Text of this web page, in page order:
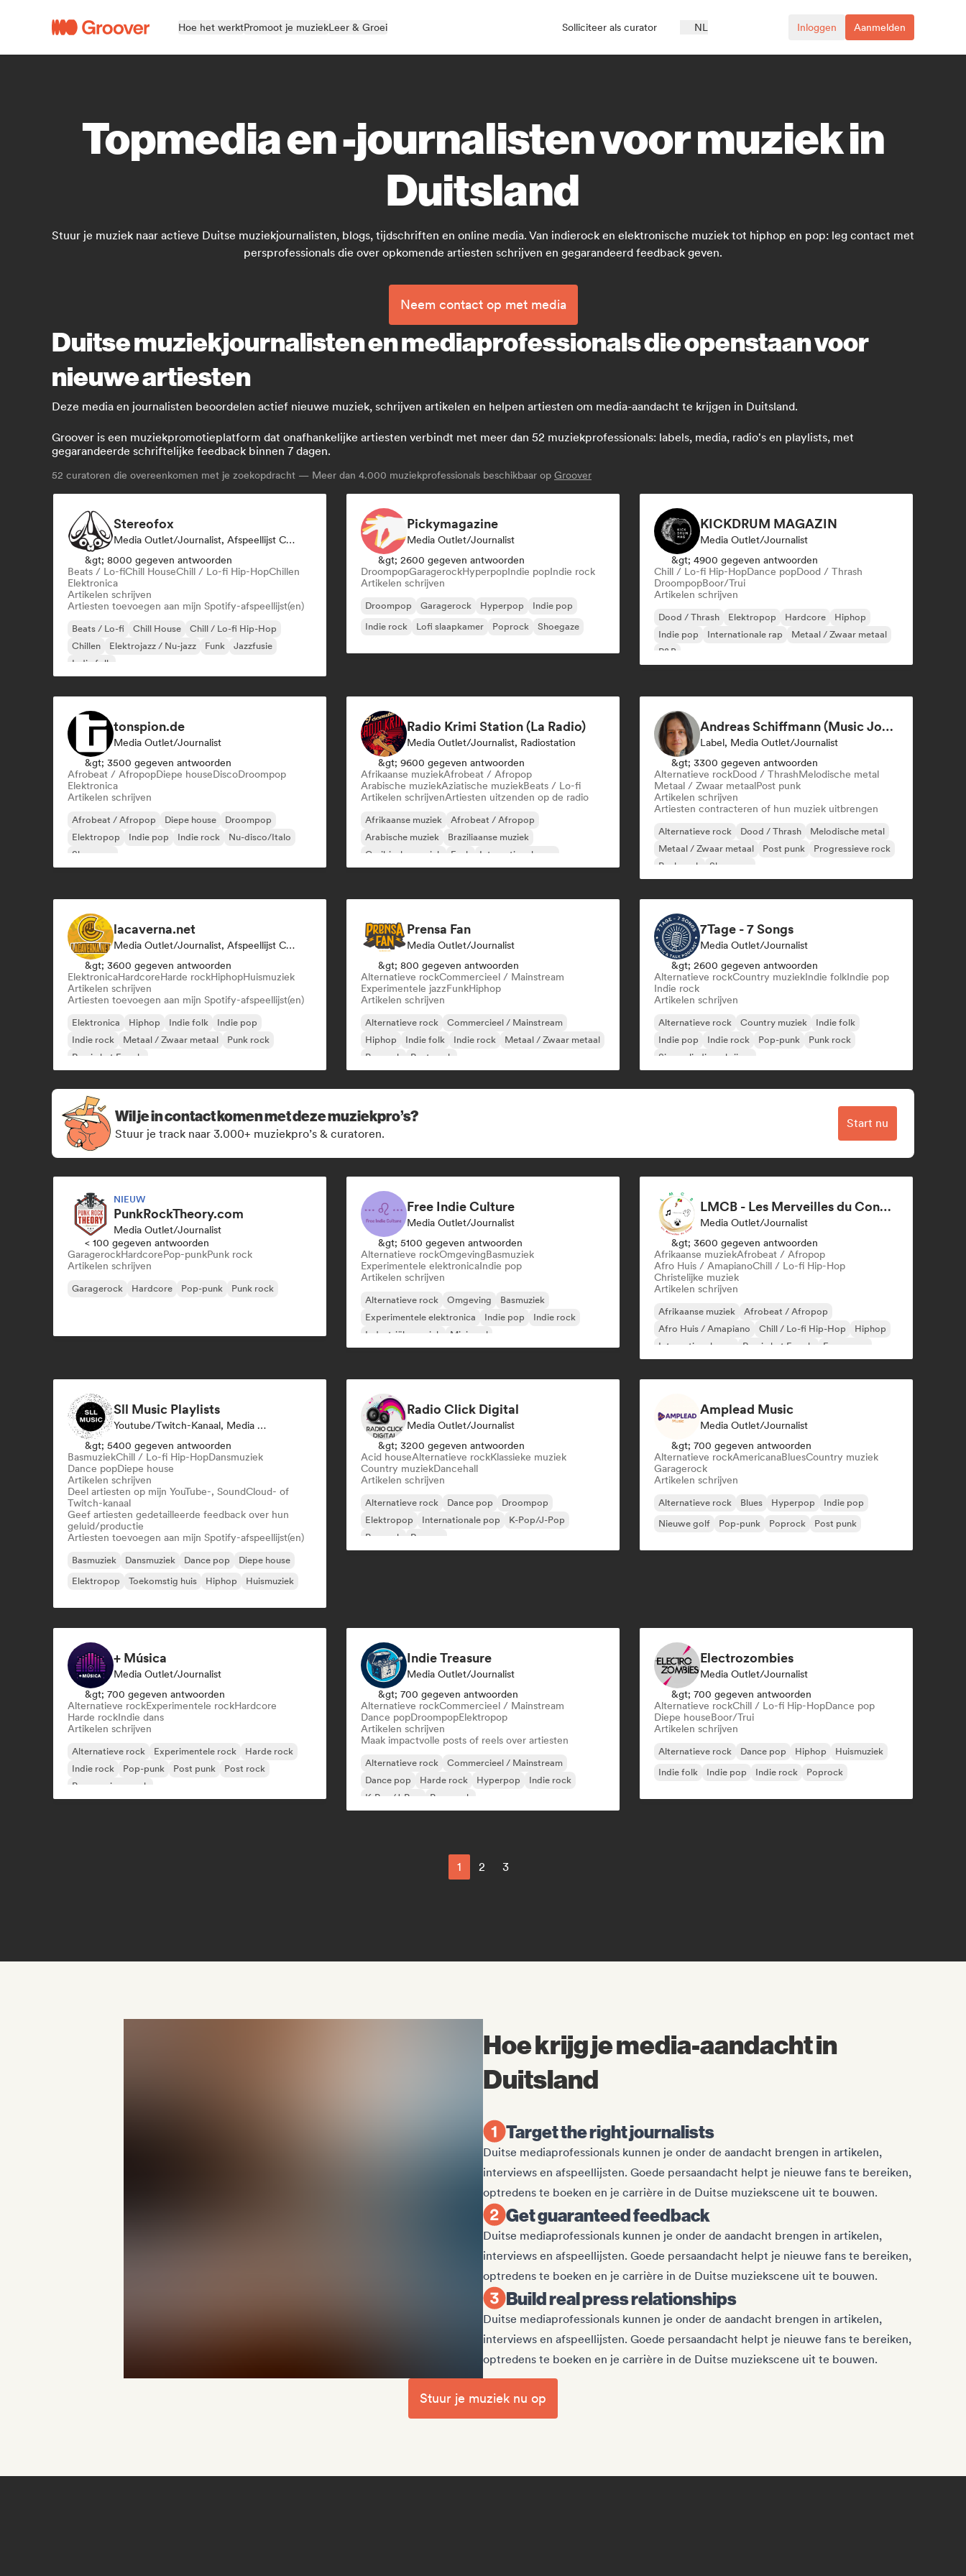
Hoe het werktPromoot je muziekLeer & Groei Solliciteer als curator NL Inloggen Aanmelden
Topmedia en -journalisten voor muziek in
Duitsland
Stuur je muziek naar actieve Duitse muziekjournalisten, blogs, tijdschriften en online media. Van indierock en elektronische muziek tot hiphop en pop: leg contact met
persprofessionals die over opkomende artiesten schrijven en gegarandeerd feedback geven.
Neem contact op met media
Duitse muziekjournalisten en mediaprofessionals die openstaan voor
nieuwe artiesten
Deze media en journalisten beoordelen actief nieuwe muziek, schrijven artikelen en helpen artiesten om media-aandacht te krijgen in Duitsland.
Groover is een muziekpromotieplatform dat onafhankelijke artiesten verbindt met meer dan 52 muziekprofessionals: labels, media, radio's en playlists, met
gegarandeerde schriftelijke feedback binnen 7 dagen.
52 curatoren die overeenkomen met je zoekopdracht — Meer dan 4.000 muziekprofessionals beschikbaar op Groover
Stereofox
Media Outlet/Journalist, Afspeellijst Curator
&gt; 8000 gegeven antwoorden
Beats / Lo-fiChill HouseChill / Lo-fi Hip-HopChillen
Elektronica
Artikelen schrijven
Artiesten toevoegen aan mijn Spotify-afspeellijst(en)
Beats / Lo-fi Chill House
Chill / Lo-fi Hip-Hop
Chillen
Elektrojazz / Nu-jazz Funk
Jazzfusie
Indie folk
Pickymagazine
Media Outlet/Journalist
&gt; 2600 gegeven antwoorden
DroompopGaragerockHyperpopIndie popIndie rock
Artikelen schrijven
Droompop Garagerock Hyperpop
Indie pop
Indie rock
Lofi slaapkamer Poprock Shoegaze
KICKDRUM MAGAZIN
Media Outlet/Journalist
&gt; 4900 gegeven antwoorden
Chill / Lo-fi Hip-HopDance popDood / Thrash
DroompopBoor/Trui
Artikelen schrijven
Dood / Thrash Elektropop Hardcore
Hiphop
Indie pop
Internationale rap
Metaal / Zwaar metaal
R&B
tonspion.de
Media Outlet/Journalist
&gt; 3500 gegeven antwoorden
Afrobeat / AfropopDiepe houseDiscoDroompop
Elektronica
Artikelen schrijven
Afrobeat / Afropop Diepe house
Droompop
Elektropop
Indie pop Indie rock
Nu-disco/Italo
Shoegaze
Radio Krimi Station (La Radio)
Media Outlet/Journalist, Radiostation
&gt; 9600 gegeven antwoorden
Afrikaanse muziekAfrobeat / Afropop
Arabische muziekAziatische muziekBeats / Lo-fi
Artikelen schrijvenArtiesten uitzenden op de radio
Afrikaanse muziek
Afrobeat / Afropop
Arabische muziek
Braziliaanse muziek
Caribische muziek
Funk
Internationale rap
Andreas Schiffmann (Music Journalist and Label Assistant)
Label, Media Outlet/Journalist
&gt; 3300 gegeven antwoorden
Alternatieve rockDood / ThrashMelodische metal
Metaal / Zwaar metaalPost punk
Artikelen schrijven
Artiesten contracteren of hun muziek uitbrengen
Alternatieve rock Dood / Thrash
Melodische metal
Metaal / Zwaar metaal
Post punk
Progressieve rock
Punk rock
Shoegaze
lacaverna.net
Media Outlet/Journalist, Afspeellijst Curator
&gt; 3600 gegeven antwoorden
ElektronicaHardcoreHarde rockHiphopHuismuziek
Artikelen schrijven
Artiesten toevoegen aan mijn Spotify-afspeellijst(en)
Elektronica Hiphop Indie folk
Indie pop
Indie rock
Metaal / Zwaar metaal
Punk rock
Rap in het Engels
Prensa Fan
Media Outlet/Journalist
&gt; 800 gegeven antwoorden
Alternatieve rockCommercieel / Mainstream
Experimentele jazzFunkHiphop
Artikelen schrijven
Alternatieve rock
Commercieel / Mainstream
Hiphop
Indie folk Indie rock
Metaal / Zwaar metaal
Poprock
Post punk
7Tage - 7 Songs
Media Outlet/Journalist
&gt; 2600 gegeven antwoorden
Alternatieve rockCountry muziekIndie folkIndie pop
Indie rock
Artikelen schrijven
Alternatieve rock Country muziek
Indie folk
Indie pop
Indie rock Pop-punk
Punk rock
Singer-liedjesschrijver
Wil je in contact komen met deze muziekpro’s?
Stuur je track naar 3.000+ muziekpro’s & curatoren.
Start nu
NIEUW
PunkRockTheory.com
Media Outlet/Journalist
< 100 gegeven antwoorden
GaragerockHardcorePop-punkPunk rock
Artikelen schrijven
Garagerock Hardcore Pop-punk Punk rock
Free Indie Culture
Media Outlet/Journalist
&gt; 5100 gegeven antwoorden
Alternatieve rockOmgevingBasmuziek
Experimentele elektronicaIndie pop
Artikelen schrijven
Alternatieve rock Omgeving
Basmuziek
Experimentele elektronica
Indie pop
Indie rock
Industriële muziek
Minimaal
LMCB - Les Merveilles du Congo 🇨🇬
Media Outlet/Journalist
&gt; 3600 gegeven antwoorden
Afrikaanse muziekAfrobeat / Afropop
Afro Huis / AmapianoChill / Lo-fi Hip-Hop
Christelijke muziek
Artikelen schrijven
Afrikaanse muziek
Afrobeat / Afropop
Afro Huis / Amapiano
Chill / Lo-fi Hip-Hop
Hiphop
Internationale rap
Rap in het Engels Franse rap
Sll Music Playlists
Youtube/Twitch-Kanaal, Media Outlet/Journalist, Afspeellijst Curator, Geluidsexpert
&gt; 5400 gegeven antwoorden
BasmuziekChill / Lo-fi Hip-HopDansmuziek
Dance popDiepe house
Artikelen schrijven
Deel artiesten op mijn YouTube-, SoundCloud- of
Twitch-kanaal
Geef artiesten gedetailleerde feedback over hun
geluid/productie
Artiesten toevoegen aan mijn Spotify-afspeellijst(en)
Basmuziek Dansmuziek Dance pop
Diepe house
Elektropop
Toekomstig huis Hiphop Huismuziek
Radio Click Digital
Media Outlet/Journalist
&gt; 3200 gegeven antwoorden
Acid houseAlternatieve rockKlassieke muziek
Country muziekDancehall
Artikelen schrijven
Alternatieve rock Dance pop
Droompop
Elektropop
Internationale pop
K-Pop/J-Pop
Poprock
Reggae
Amplead Music
Media Outlet/Journalist
&gt; 700 gegeven antwoorden
Alternatieve rockAmericanaBluesCountry muziek
Garagerock
Artikelen schrijven
Alternatieve rock Blues Hyperpop
Indie pop
Nieuwe golf
Pop-punk Poprock Post punk
+ Música
Media Outlet/Journalist
&gt; 700 gegeven antwoorden
Alternatieve rockExperimentele rockHardcore
Harde rockIndie dans
Artikelen schrijven
Alternatieve rock Experimentele rock
Harde rock
Indie rock
Pop-punk Post punk
Post rock
Progressieve rock
Indie Treasure
Media Outlet/Journalist
&gt; 700 gegeven antwoorden
Alternatieve rockCommercieel / Mainstream
Dance popDroompopElektropop
Artikelen schrijven
Maak impactvolle posts of reels over artiesten
Alternatieve rock
Commercieel / Mainstream
Dance pop
Harde rock Hyperpop
Indie rock
K-Pop/J-Pop
Pop-punk
Electrozombies
Media Outlet/Journalist
&gt; 700 gegeven antwoorden
Alternatieve rockChill / Lo-fi Hip-HopDance pop
Diepe houseBoor/Trui
Artikelen schrijven
Alternatieve rock Dance pop Hiphop
Huismuziek
Indie folk
Indie pop Indie rock Poprock
1 2 3
Hoe krijg je media-aandacht in
Duitsland
Target the right journalists
Duitse mediaprofessionals kunnen je onder de aandacht brengen in artikelen,
interviews en afspeellijsten. Goede persaandacht helpt je nieuwe fans te bereiken,
optredens te boeken en je carrière in de Duitse muziekscene uit te bouwen.
Get guaranteed feedback
Duitse mediaprofessionals kunnen je onder de aandacht brengen in artikelen,
interviews en afspeellijsten. Goede persaandacht helpt je nieuwe fans te bereiken,
optredens te boeken en je carrière in de Duitse muziekscene uit te bouwen.
Build real press relationships
Duitse mediaprofessionals kunnen je onder de aandacht brengen in artikelen,
interviews en afspeellijsten. Goede persaandacht helpt je nieuwe fans te bereiken,
optredens te boeken en je carrière in de Duitse muziekscene uit te bouwen.
Stuur je muziek nu op